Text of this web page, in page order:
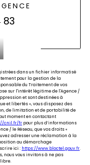
83
dans un fichier informatisé
pour la gestion de la
du Traitement de vos
sur l'intérêt légitime de l'Agence /
et sont destinées à
et libertés », vous disposez des
de limitation et de portabilité de
moment en contactant
cnil.fr/fr pour plus d’informations
/ le Réseau, que vos droits «
adresser une réclamation à la
au démarchage
ici : https://www.bloctel.gouv.fr.
nous vous invitons à ne pas